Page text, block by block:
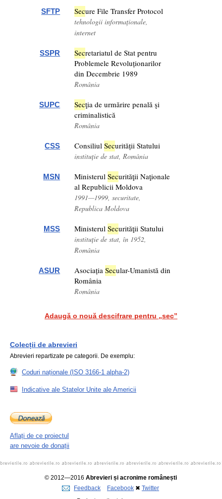
SFTP Secure File Transfer Protocol
tehnologii informaționale,
internet
SSPR Secretariatul de Stat pentru
Problemele Revoluționarilor
din Decembrie 1989
România
SUPC Secţia de urmărire penală şi
criminalistică
România
CSS ConsiliulSecurității Statului
instituție de stat, România
MSN MinisterulSecurităţii Naţionale
al Republicii Moldova
1991—1999, securitate,
Republica Moldova
MSS MinisterulSecurităţii Statului
instituție de stat, în 1952,
România
ASUR AsociațiaSecular-Umanistă din
România
România
Adaugă o nouă descifrare pentru „sec”
Colecții de abrevieri
Abrevieri repartizate pe categorii. De exemplu:
Coduri naționale (ISO 3166-1 alpha-2)
Indicative ale Statelor Unite ale Americii
Aflați de ce proiectul
are nevoie de donații
© 2012—2016 Abrevieri și acronime românești
Feedback
Facebook ✖ Twitter